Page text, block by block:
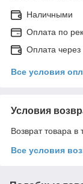
Наличными
Оплата по
Оплата через
Все условия
Условия
Возврат товара в
Все условия